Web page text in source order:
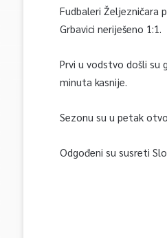
Fudbaleri Željezničara
Grbavici neriješeno 1:1.
Prvi u vodstvo došli su
minuta kasnije.
Sezonu su u petak
Odgođeni su susreti